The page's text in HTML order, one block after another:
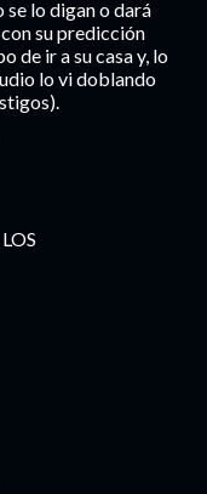
se lo digan o dará
su predicción
de ir a su casa y, lo
lo vi doblando